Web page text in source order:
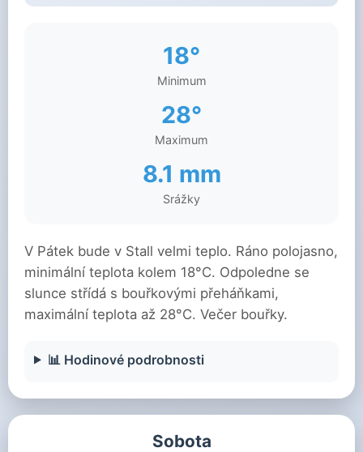
18°
Minimum
28°
Maximum
8.1 mm
Srážky
V Pátek bude v Stall velmi teplo. Ráno polojasno,
minimální teplota kolem 18°C. Odpoledne se
slunce střídá s bouřkovými přeháňkami,
maximální teplota až 28°C. Večer bouřky.
📊 Hodinové podrobnosti
Sobota